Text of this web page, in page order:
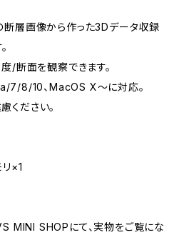
断層画像から作った3Dデータ収録
度/断面を観察できます。
8/10、MacOS X〜に対応。
ください。
×1
MINI SHOPにて、実物をご覧にな